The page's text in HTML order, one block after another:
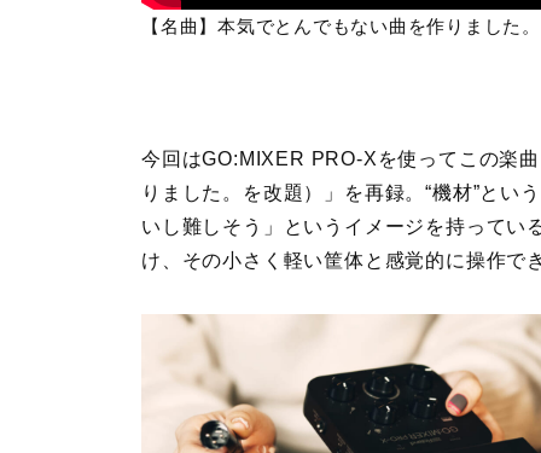
【名曲】本気でとんでもない曲を作りました。
今回はGO:MIXER PRO-Xを使ってこの楽
りました。を改題）」を再録。“機材”とい
いし難しそう」というイメージを持って
け、その小さく軽い筐体と感覚的に操作で